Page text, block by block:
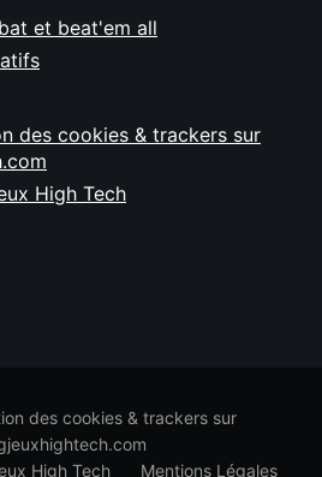
et beat'em all
des cookies & trackers sur
High Tech
des cookies & trackers sur
High Tech
Mentions Légales